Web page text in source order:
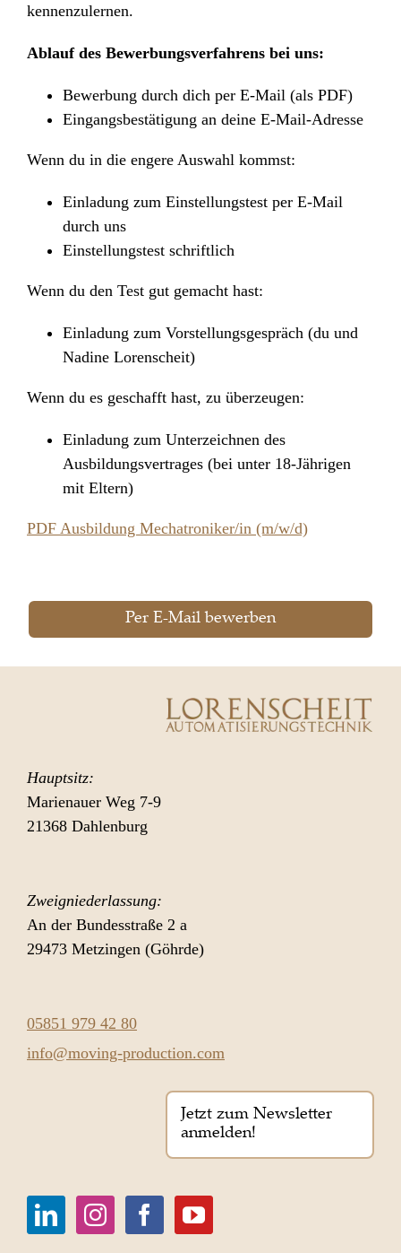
kennenzulernen.
Ablauf des Bewerbungsverfahrens bei uns:
Bewerbung durch dich per E-Mail (als PDF)
Eingangsbestätigung an deine E-Mail-Adresse
Wenn du in die engere Auswahl kommst:
Einladung zum Einstellungstest per E-Mail
durch uns
Einstellungstest schriftlich
Wenn du den Test gut gemacht hast:
Einladung zum Vorstellungsgespräch (du und
Nadine Lorenscheit)
Wenn du es geschafft hast, zu überzeugen:
Einladung zum Unterzeichnen des
Ausbildungsvertrages (bei unter 18-Jährigen
mit Eltern)
PDF Ausbildung Mechatroniker/in (m/w/d)
Per E-Mail bewerben
Hauptsitz:
Marienauer Weg 7-9
21368 Dahlenburg
Zweigniederlassung:
An der Bundesstraße 2 a
29473 Metzingen (Göhrde)
05851 979 42 80
info@moving-production.com
Jetzt zum Newsletter
anmelden!